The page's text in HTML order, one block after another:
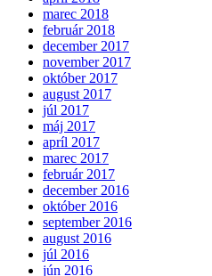
marec 2018
február 2018
december 2017
november 2017
október 2017
august 2017
júl 2017
máj 2017
apríl 2017
marec 2017
február 2017
december 2016
október 2016
september 2016
august 2016
júl 2016
jún 2016